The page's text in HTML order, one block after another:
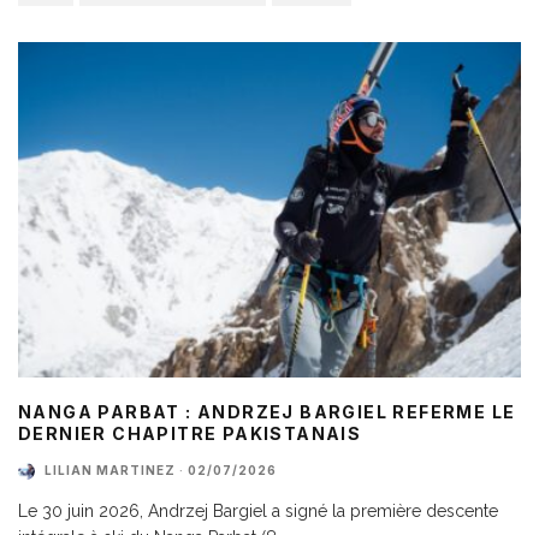
NANGA PARBAT : ANDRZEJ BARGIEL REFERME LE
DERNIER CHAPITRE PAKISTANAIS
LILIAN MARTINEZ · 02/07/2026
Le 30 juin 2026, Andrzej Bargiel a signé la première descente